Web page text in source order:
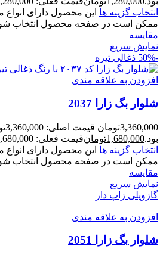
انتخاب گزینه ها این محصول دارای انواع
ممکن است در صفحه محصول انتخاب
مقايسه
نمایش سریع
-50%
ذغالی تیره
افزودن به علاقه مندی
شلوار بگ زارا 2037
3,360,000تومان
بود.1,680,000تومانقیمت فعلی: 1,680,000تومان.
انتخاب گزینه ها این محصول دارای انواع
ممکن است در صفحه محصول انتخاب
مقايسه
نمایش سریع
گازویلی زاپ دار
افزودن به علاقه مندی
شلوار بگ زارا 2051